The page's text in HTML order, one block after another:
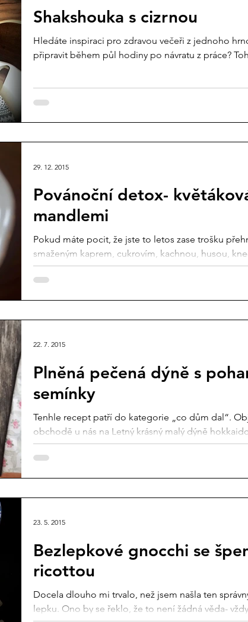
Shakshouka s cizrnou
Hledáte inspiraci pro zdravou večeři z jednoho
připravit během půl hodiny po návratu z práce?
Povánoční detox-
mandlemi
Pokud máte pocit, že jste to letos zase trošku
smaženým kaprem, cukrovím, kachnou, husou,
29. 12. 2015
Plněná pečená dýně s
semínky
Tenhle recept patří do kategorie „co dům dal“.
obchodě u nás na Letný krásný malý dýně hokkaido
22. 7. 2015
Bezlepkové gnocchi se
ricottou
Docela dlouho mi trvalo, než jsem našla ten
lepku. Ono by se řeklo, že to není žádná věda-
23. 5. 2015